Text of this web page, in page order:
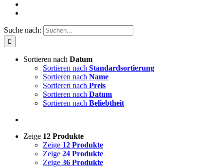
Suche nach:
Sortieren nach Datum
Sortieren nach Standardsortierung
Sortieren nach Name
Sortieren nach Preis
Sortieren nach Datum
Sortieren nach Beliebtheit
Zeige 12 Produkte
Zeige 12 Produkte
Zeige 24 Produkte
Zeige 36 Produkte